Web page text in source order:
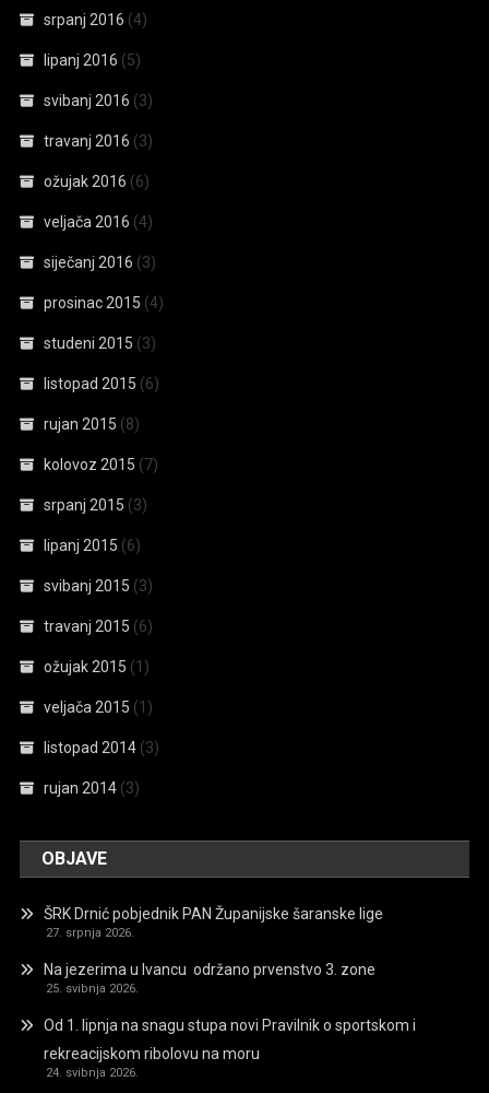
srpanj 2016 (4)
lipanj 2016 (5)
svibanj 2016 (3)
travanj 2016 (3)
ožujak 2016 (6)
veljača 2016 (4)
siječanj 2016 (3)
prosinac 2015 (4)
studeni 2015 (3)
listopad 2015 (6)
rujan 2015 (8)
kolovoz 2015 (7)
srpanj 2015 (3)
lipanj 2015 (6)
svibanj 2015 (3)
travanj 2015 (6)
ožujak 2015 (1)
veljača 2015 (1)
listopad 2014 (3)
rujan 2014 (3)
OBJAVE
ŠRK Drnić pobjednik PAN Županijske šaranske lige
27. srpnja 2026.
Na jezerima u Ivancu održano prvenstvo 3. zone
25. svibnja 2026.
Od 1. lipnja na snagu stupa novi Pravilnik o sportskom i
rekreacijskom ribolovu na moru
24. svibnja 2026.